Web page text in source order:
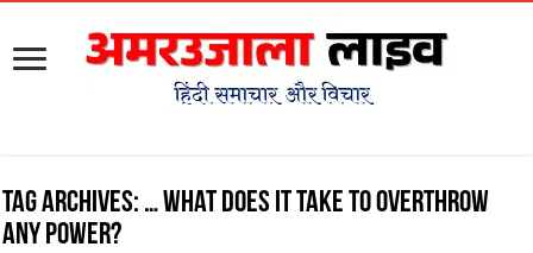
Tag Archives: … What does it take to overthrow
any power?